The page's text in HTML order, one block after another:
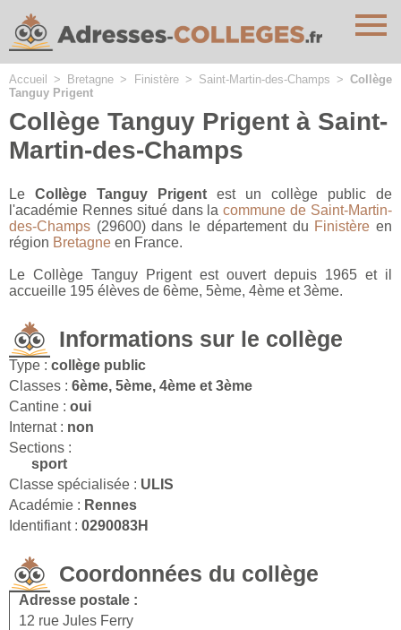
Accueil > Bretagne > Finistère> Saint-Martin-des-Champs > Collège
Tanguy Prigent
Collège Tanguy Prigent à Saint-
Martin-des-Champs
Le Collège Tanguy Prigent est un collège public de
l'académie Rennes situé dans lacommune de Saint-Martin-
des-Champs (29600) dans le département du Finistère en
région Bretagne en France.
Le Collège Tanguy Prigent est ouvert depuis 1965 et il
accueille 195 élèves de 6ème, 5ème, 4ème et 3ème.
Informations sur le collège
Type : collège public
Classes : 6ème, 5ème, 4ème et 3ème
Cantine : oui
Internat : non
Sections :
sport
Classe spécialisée : ULIS
Académie : Rennes
Identifiant : 0290083H
Coordonnées du collège
Adresse postale :
12 rue Jules Ferry